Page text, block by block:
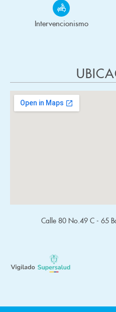
Intervencionismo
Calle 80 No.49 C - 65